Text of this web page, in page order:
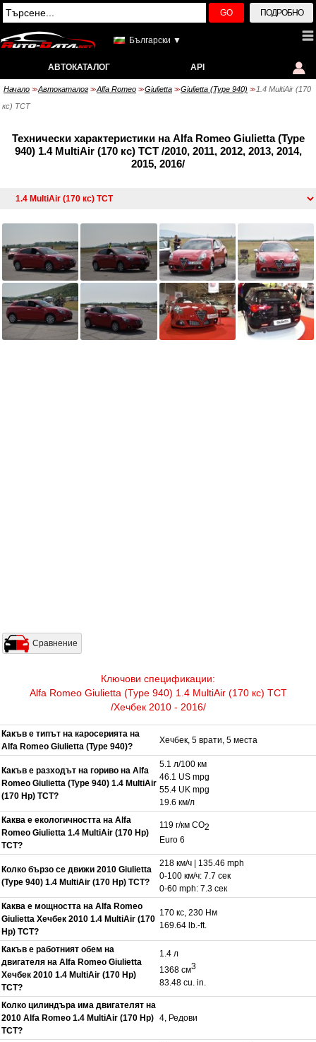
GO ПОДРОБНО
Български ▼
АВТОКАТАЛОГ API
Начало >> Автокаталог >> Alfa Romeo >> Giulietta >> Giulietta (Type 940) >> 1.4 MultiAir (170
кс) TCT
Технически характеристики на Alfa Romeo Giulietta (Type
940) 1.4 MultiAir (170 кс) TCT /2010, 2011, 2012, 2013, 2014,
2015, 2016/
Сравнение
Ключови спецификации:
Alfa Romeo Giulietta (Type 940) 1.4 MultiAir (170 кс) TCT
/Хечбек 2010 - 2016/
Какъв е типът на каросерията на
Alfa Romeo Giulietta (Type 940)?
Хечбек, 5 врати, 5 места
Какъв е разходът на гориво на Alfa
Romeo Giulietta (Type 940) 1.4 MultiAir
(170 Hp) TCT?
5.1 л/100 км
46.1 US mpg
55.4 UK mpg
19.6 км/л
Каква е екологичността на Alfa
Romeo Giulietta 1.4 MultiAir (170 Hp)
TCT?
119 г/км CO2
Euro 6
Колко бързо се движи 2010 Giulietta
(Type 940) 1.4 MultiAir (170 Hp) TCT?
218 км/ч | 135.46 mph
0-100 км/ч: 7.7 сек
0-60 mph: 7.3 сек
Каква е мощността на Alfa Romeo
Giulietta Хечбек 2010 1.4 MultiAir (170
Hp) TCT?
170 кс, 230 Нм
169.64 lb.-ft.
Какъв е работният обем на
двигателя на Alfa Romeo Giulietta
Хечбек 2010 1.4 MultiAir (170 Hp)
TCT?
1.4 л
1368 см3
83.48 cu. in.
Колко цилиндъра има двигателят на
2010 Alfa Romeo 1.4 MultiAir (170 Hp)
TCT?
4, Редови